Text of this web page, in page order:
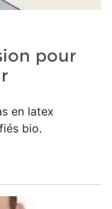
pour
en latex
bio.